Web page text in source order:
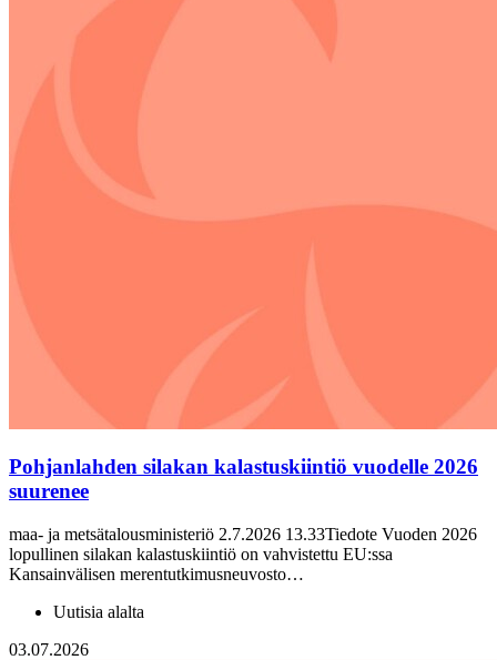
Pohjanlahden silakan kalastuskiintiö vuodelle 2026
suurenee
maa- ja metsätalousministeriö 2.7.2026 13.33Tiedote Vuoden 2026
lopullinen silakan kalastuskiintiö on vahvistettu EU:ssa
Kansainvälisen merentutkimusneuvosto…
Uutisia alalta
03.07.2026